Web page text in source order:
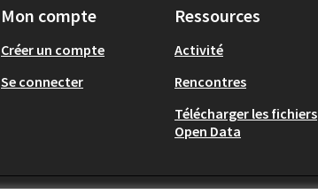
Mon compte
Créer un compte
Se connecter
Ressources
Activité
Rencontres
Télécharger les fichiers
Open Data